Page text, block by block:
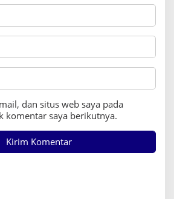
dan situs web saya pada
komentar saya berikutnya.